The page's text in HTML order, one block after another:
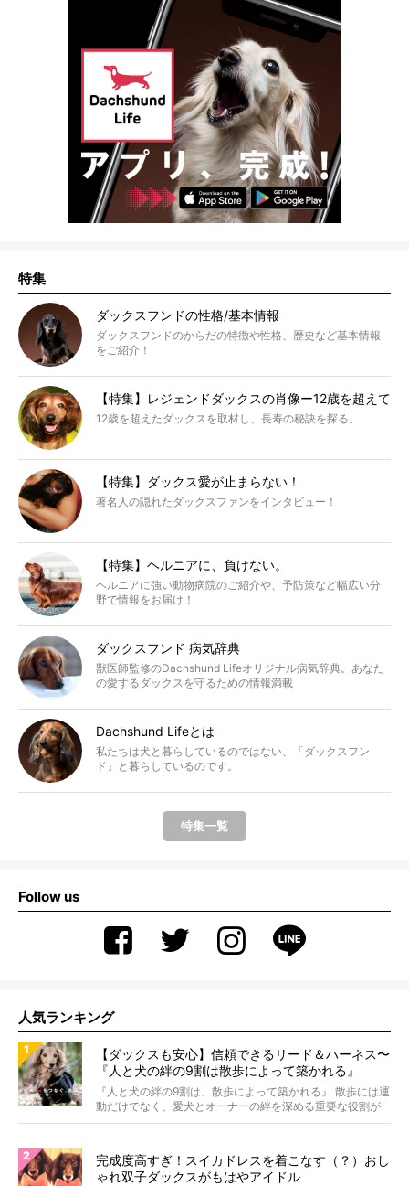
特集
ダックスフンドの性格/基本情報
ダックスフンドのからだの特徴や性格、歴史など基本情報
をご紹介！
【特集】レジェンドダックスの肖像ー12歳を超えて
12歳を超えたダックスを取材し、長寿の秘訣を探る。
【特集】ダックス愛が止まらない！
著名人の隠れたダックスファンをインタビュー！
【特集】ヘルニアに、負けない。
ヘルニアに強い動物病院のご紹介や、予防策など幅広い分
野で情報をお届け！
ダックスフンド 病気辞典
獣医師監修のDachshund Lifeオリジナル病気辞典。あなた
の愛するダックスを守るための情報満載
Dachshund Lifeとは
私たちは犬と暮らしているのではない、「ダックスフン
ド」と暮らしているのです。
特集一覧
Follow us
人気ランキング
【ダックスも安心】信頼できるリード＆ハーネス〜
『人と犬の絆の9割は散歩によって築かれる』
WOLFGANG MAN＆BEAST〜
『人と犬の絆の9割は、散歩によって築かれる』 散歩には運
動だけでなく、愛犬とオーナーの絆を深める重要な役割が
あ...
完成度高すぎ！スイカドレスを着こなす（？）おし
ゃれ双子ダックスがもはやアイドル